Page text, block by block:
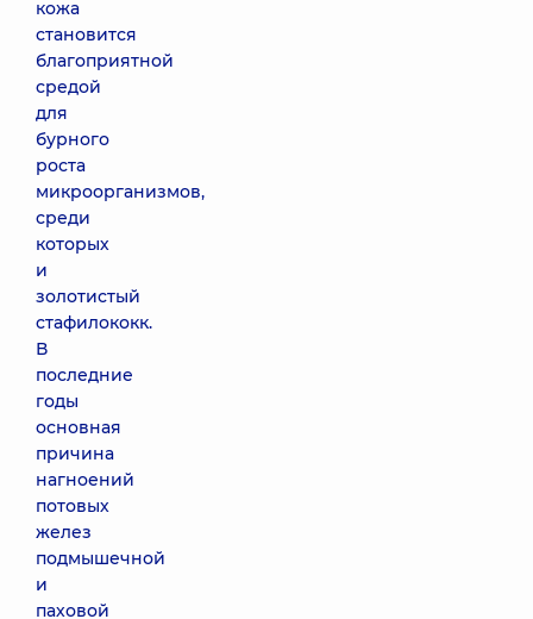
кожа
становится
благоприятной
средой
для
бурного
роста
микроорганизмов,
среди
которых
и
золотистый
стафилококк.
В
последние
годы
основная
причина
нагноений
потовых
желез
подмышечной
и
паховой